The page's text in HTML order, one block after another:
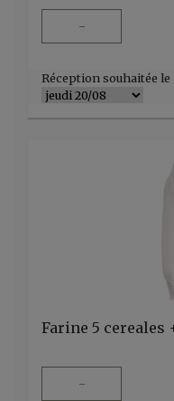
-
Réception souhaitée le
-